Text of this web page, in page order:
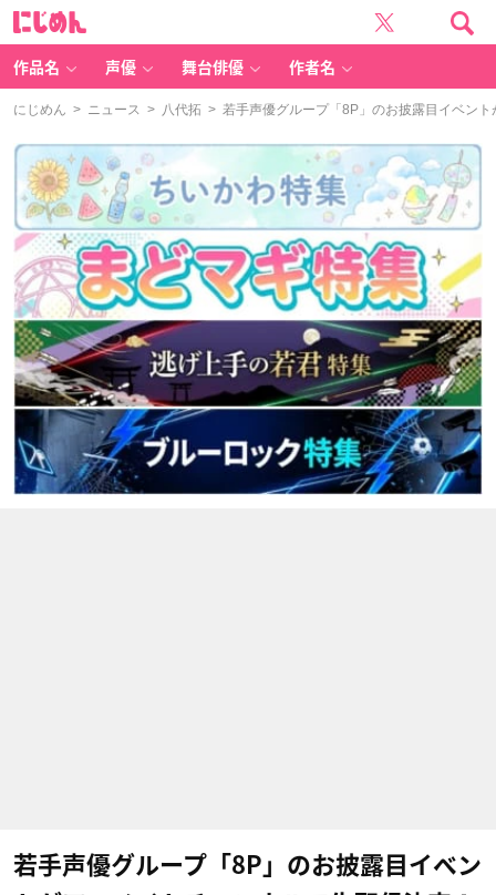
作品名 声優 舞台俳優 作者名
にじめん > ニュース > 八代拓 > 若手声優グループ「8P」のお披露目イベン
若手声優グループ「8P」のお披露目イベン